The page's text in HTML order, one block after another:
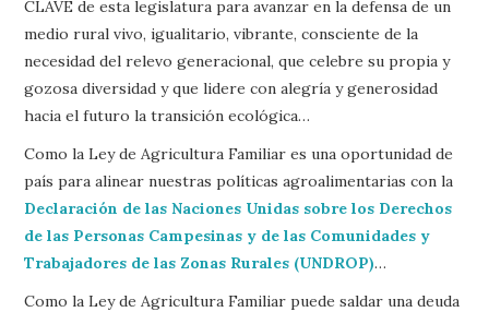
CLAVE de esta legislatura para avanzar en la defensa de un
medio rural vivo, igualitario, vibrante, consciente de la
necesidad del relevo generacional, que celebre su propia y
gozosa diversidad y que lidere con alegría y generosidad
hacia el futuro la transición ecológica…
Como la Ley de Agricultura Familiar es una oportunidad de
país para alinear nuestras políticas agroalimentarias con la
Declaración de las Naciones Unidas sobre los Derechos
de las Personas Campesinas y de las Comunidades y
Trabajadores de las Zonas Rurales (UNDROP)…
Como la Ley de Agricultura Familiar puede saldar una deuda